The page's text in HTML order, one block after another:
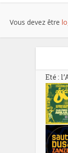
Vous devez être
Eté :